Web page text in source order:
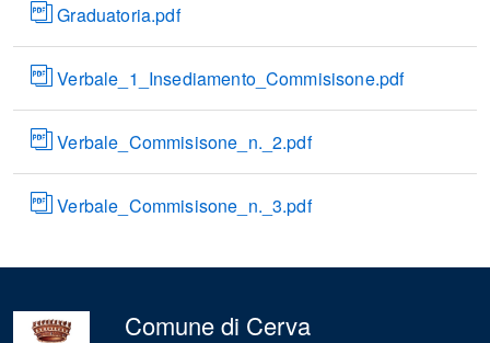
Graduatoria.pdf
Verbale_1_Insediamento_Commisisone.pdf
Verbale_Commisisone_n._2.pdf
Verbale_Commisisone_n._3.pdf
Comune di Cerva